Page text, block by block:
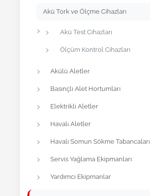
Akü Tork ve Ölçme Cihazları
Akü Test Cihazları
Ölçüm Kontrol Cihazları
Akülü Aletler
Basınçlı Alet Hortumları
Elektrikli Aletler
Havalı Aletler
Havalı Somun Sökme Tabancaları
Servis Yağlama Ekipmanları
Yardımcı Ekipmanlar